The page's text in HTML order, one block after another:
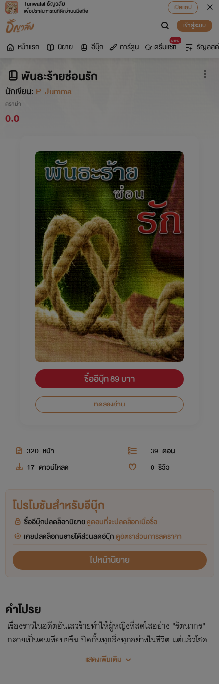
Tunwalai ธัญวลัย
เพื่อประสบการณ์ที่ดีกว่าบนมือถือ
เปิดแอป
เข้าสู่ระบบ
หน้าแรก นิยาย อีบุ๊ก การ์ตูน
มาใหม่
ดรีมแชท ธัญลิสต์
พันธะร้ายซ่อนรัก
นักเขียน: P_Jumma
ดราม่า
0.0
ซื้ออีบุ๊ก 89 บาท
ทดลองอ่าน
320 หน้า 39 ตอน
17 ดาวน์โหลด 0 รีวิว
โปรโมชันสำหรับอีบุ๊ก
ซื้ออีบุ๊กปลดล็อกนิยายดูตอนที่จะปลดล็อกเมื่อซื้อ
เคยปลดล็อกนิยายได้ส่วนลดอีบุ๊ก ดูอัตราส่วนการลดราคา
ไปหน้านิยาย
คำโปรย
เรื่องราวในอดีตอันเลวร้ายทำให้ผู้หญิงที่สดใสอย่าง "รัตนากร"
กลายเป็นคนเงียบขรึม ปิดกั้นทุกสิ่งทุกอย่างในชีวิต แต่แล้วโชค
ชะตากลับเล่นตลก ทำให้เธอได้พบเจอกับผู้ชายเย็นชาอย่าง
แสดงเพิ่มเติม